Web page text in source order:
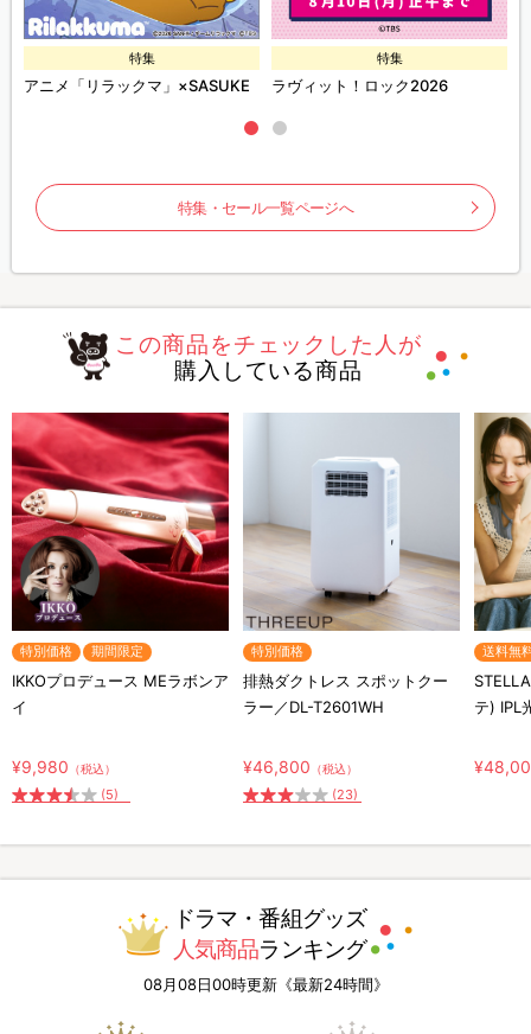
特集
アニメ「リラックマ」×SASUKE
特集
ラヴィット！ロック2026
特集・セール一覧ページへ
この商品をチェックした人が
購入している商品
特別価格 期間限定
IKKOプロデュース MEラボンア
イ
¥9,980 （税込）
(5)
特別価格
排熱ダクトレス スポットクー
ラー／DL-T2601WH
¥46,800 （税込）
(23)
送料無
テ) IPL
ドラマ・番組グッズ
人気商品ランキング
08月08日00時更新《最新24時間》